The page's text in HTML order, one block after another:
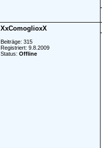
XxComoglioxX
Beiträge: 315
Registriert: 9.8.2009
Status: Offline